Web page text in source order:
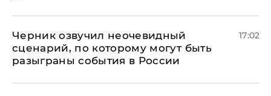
Черник озвучил неочевидный
сценарий, по которому могут быть
разыграны события в России
17:02